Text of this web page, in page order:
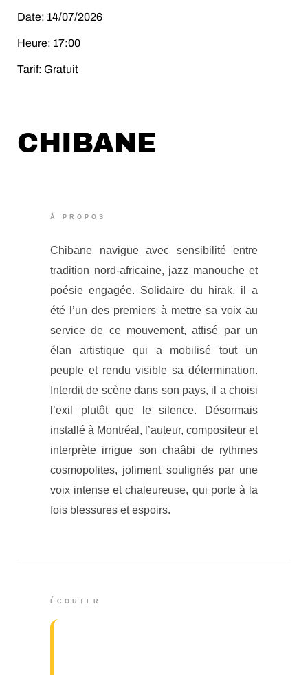
Date: 14/07/2026
Heure: 17:00
Tarif: Gratuit
CHIBANE
À PROPOS
Chibane navigue avec sensibilité entre
tradition nord-africaine, jazz manouche et
poésie engagée. Solidaire du hirak, il a
été l’un des premiers à mettre sa voix au
service de ce mouvement, attisé par un
élan artistique qui a mobilisé tout un
peuple et rendu visible sa détermination.
Interdit de scène dans son pays, il a choisi
l’exil plutôt que le silence. Désormais
installé à Montréal, l’auteur, compositeur et
interprète irrigue son chaâbi de rythmes
cosmopolites, joliment soulignés par une
voix intense et chaleureuse, qui porte à la
fois blessures et espoirs.
ÉCOUTER